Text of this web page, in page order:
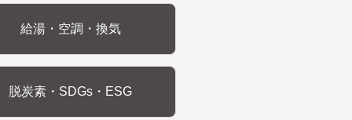
給湯・空調・換気
脱炭素・SDGs・ESG